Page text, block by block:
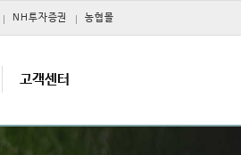
NH투자증권 농협몰
고객센터